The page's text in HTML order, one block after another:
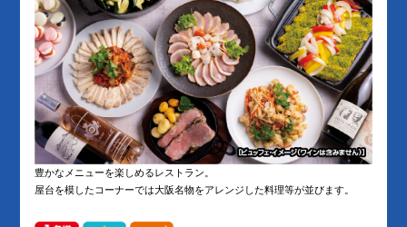
豊かなメニューを楽しめるレストラン。
屋台を模したコーナーでは大阪名物をアレンジした料理等が並びます。